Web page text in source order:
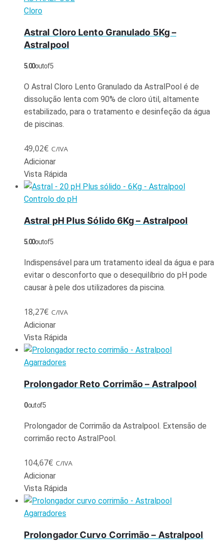
Cloro
Astral Cloro Lento Granulado 5Kg –
Astralpool
5.00out of 5
O Astral Cloro Lento Granulado da AstralPool é de
dissolução lenta com 90% de cloro útil, altamente
estabilizado, para o tratamento e desinfeção da água
de piscinas.
49,02€ C/IVA
Adicionar
Vista Rápida
Controlo do pH
Astral pH Plus Sólido 6Kg – Astralpool
5.00out of 5
Indispensável para um tratamento ideal da água e para
evitar o desconforto que o desequilíbrio do pH pode
causar à pele dos utilizadores da piscina.
18,27€ C/IVA
Adicionar
Vista Rápida
Agarradores
Prolongador Reto Corrimão – Astralpool
0out of 5
Prolongador de Corrimão da Astralpool. Extensão de
corrimão recto AstralPool.
104,67€ C/IVA
Adicionar
Vista Rápida
Agarradores
Prolongador Curvo Corrimão – Astralpool